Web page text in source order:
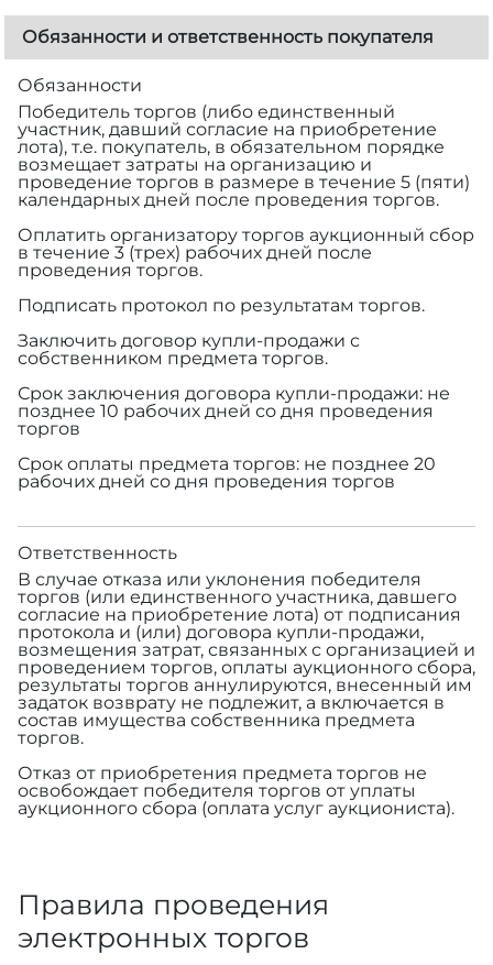
Обязанности и ответственность покупателя
Обязанности
Победитель торгов (либо единственный
участник, давший согласие на приобретение
лота), т.е. покупатель, в обязательном порядке
возмещает затраты на организацию и
проведение торгов в размере в течение 5 (пяти)
календарных дней после проведения торгов.
Оплатить организатору торгов аукционный сбор
в течение 3 (трех) рабочих дней после
проведения торгов.
Подписать протокол по результатам торгов.
Заключить договор купли-продажи с
собственником предмета торгов.
Срок заключения договора купли-продажи: не
позднее 10 рабочих дней со дня проведения
торгов
Срок оплаты предмета торгов: не позднее 20
рабочих дней со дня проведения торгов
Ответственность
В случае отказа или уклонения победителя
торгов (или единственного участника, давшего
согласие на приобретение лота) от подписания
протокола и (или) договора купли-продажи,
возмещения затрат, связанных с организацией и
проведением торгов, оплаты аукционного сбора,
результаты торгов аннулируются, внесенный им
задаток возврату не подлежит, а включается в
состав имущества собственника предмета
торгов.
Отказ от приобретения предмета торгов не
освобождает победителя торгов от уплаты
аукционного сбора (оплата услуг аукциониста).
Правила проведения
электронных торгов